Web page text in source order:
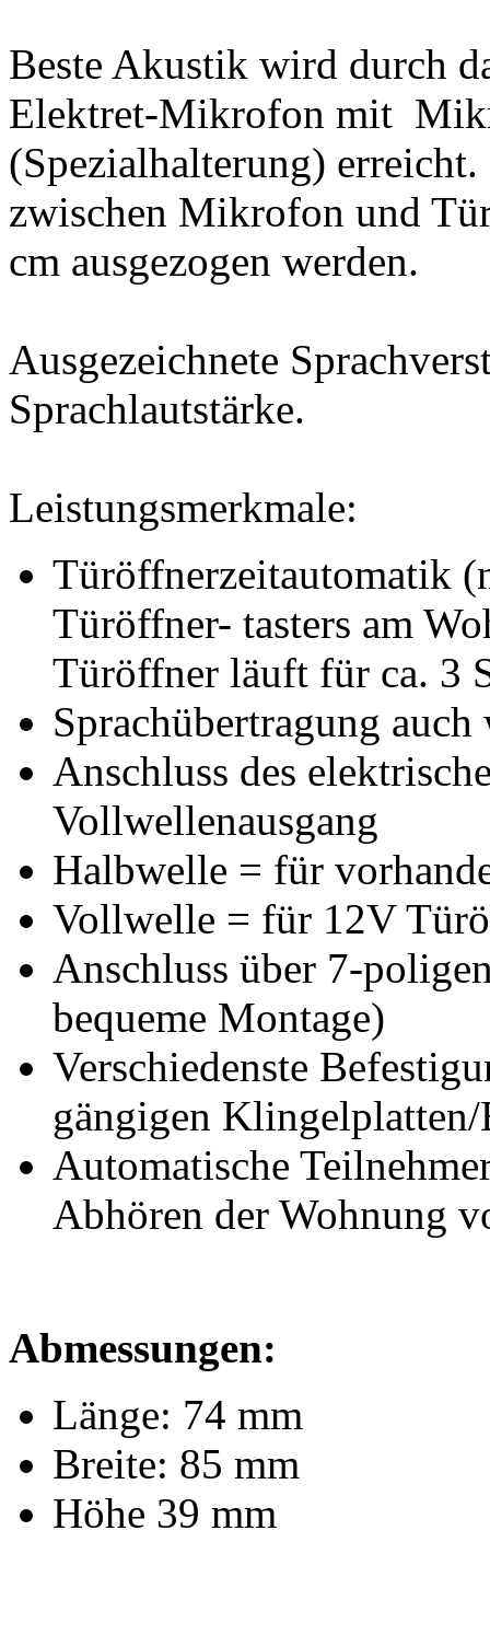
Beste Akustik wird durch
Elektret-Mikrofon mit
(Spezialhalterung)
zwischen Mikrofon und
cm ausgezogen werden.
Ausgezeichnete
Sprachlautstärke.
Leistungsmerkmale:
Türöffnerzeitautomatik
Türöffner- tasters am
Türöffner läuft für ca. 3
Sprachübertragung
Anschluss des
Vollwellenausgang
Halbwelle = für
Vollwelle = für 12V
Anschluss über 7-
bequeme Montage)
Verschiedenste
gängigen
Automatische
Abhören der Wohnung
Abmessungen:
Länge: 74 mm
Breite: 85 mm
Höhe 39 mm